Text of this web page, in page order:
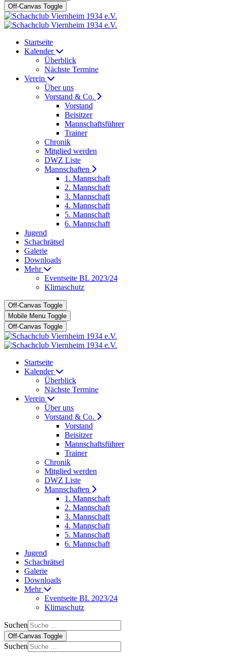
Off-Canvas Toggle
Startseite
Kalender
Überblick
Nächste Termine
Verein
Über uns
Vorstand & Co.
Vorstand
Beisitzer
Mannschaftsführer
Trainer
Chronik
Mitglied werden
DWZ Liste
Mannschaften
1. Mannschaft
2. Mannschaft
3. Mannschaft
4. Mannschaft
5. Mannschaft
6. Mannschaft
Jugend
Schachrätsel
Galerie
Downloads
Mehr
Eventseite BL 2023/24
Klimaschutz
Off-Canvas Toggle
Mobile Menu Toggle
Off-Canvas Toggle
Startseite
Kalender
Überblick
Nächste Termine
Verein
Über uns
Vorstand & Co.
Vorstand
Beisitzer
Mannschaftsführer
Trainer
Chronik
Mitglied werden
DWZ Liste
Mannschaften
1. Mannschaft
2. Mannschaft
3. Mannschaft
4. Mannschaft
5. Mannschaft
6. Mannschaft
Jugend
Schachrätsel
Galerie
Downloads
Mehr
Eventseite BL 2023/24
Klimaschutz
Suchen
Off-Canvas Toggle
Suchen